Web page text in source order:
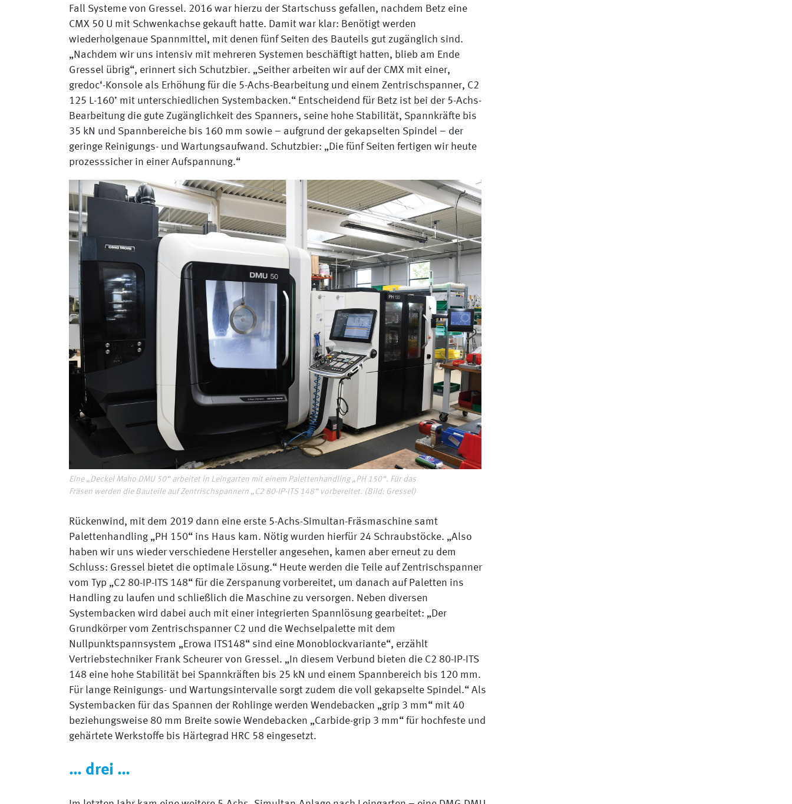
Fall Systeme von Gressel. 2016 war hierzu der Startschuss gefallen, nachdem Betz eine
CMX 50 U mit Schwenkachse gekauft hatte. Damit war klar: Benötigt werden
wiederholgenaue Spannmittel, mit denen fünf Seiten des Bauteils gut zugänglich sind.
„Nachdem wir uns intensiv mit mehreren Systemen beschäftigt hatten, blieb am Ende
Gressel übrig“, erinnert sich Schutzbier. „Seither arbeiten wir auf der CMX mit einer,
gredoc‘-Konsole als Erhöhung für die 5-Achs-Bearbeitung und einem Zentrischspanner, C2
125 L-160’ mit unterschiedlichen Systembacken.“ Entscheidend für Betz ist bei der 5-Achs-
Bearbeitung die gute Zugänglichkeit des Spanners, seine hohe Stabilität, Spannkräfte bis
35 kN und Spannbereiche bis 160 mm sowie – aufgrund der gekapselten Spindel – der
geringe Reinigungs- und Wartungsaufwand. Schutzbier: „Die fünf Seiten fertigen wir heute
prozesssicher in einer Aufspannung.“
Eine „Deckel Maho DMU 50“ arbeitet in Leingarten mit einem Palettenhandling „PH 150“. Für das
Fräsen werden die Bauteile auf Zentrischspannern „C2 80-IP-ITS 148“ vorbereitet. (Bild: Gressel)
Rückenwind, mit dem 2019 dann eine erste 5-Achs-Simultan-Fräsmaschine samt
Palettenhandling „PH 150“ ins Haus kam. Nötig wurden hierfür 24 Schraubstöcke. „Also
haben wir uns wieder verschiedene Hersteller angesehen, kamen aber erneut zu dem
Schluss: Gressel bietet die optimale Lösung.“ Heute werden die Teile auf Zentrischspanner
vom Typ „C2 80-IP-ITS 148“ für die Zerspanung vorbereitet, um danach auf Paletten ins
Handling zu laufen und schließlich die Maschine zu versorgen. Neben diversen
Systembacken wird dabei auch mit einer integrierten Spannlösung gearbeitet: „Der
Grundkörper vom Zentrischspanner C2 und die Wechselpalette mit dem
Nullpunktspannsystem „Erowa ITS148“ sind eine Monoblockvariante“, erzählt
Vertriebstechniker Frank Scheurer von Gressel. „In diesem Verbund bieten die C2 80-IP-ITS
148 eine hohe Stabilität bei Spannkräften bis 25 kN und einem Spannbereich bis 120 mm.
Für lange Reinigungs- und Wartungsintervalle sorgt zudem die voll gekapselte Spindel.“ Als
Systembacken für das Spannen der Rohlinge werden Wendebacken „grip 3 mm“ mit 40
beziehungsweise 80 mm Breite sowie Wendebacken „Carbide-grip 3 mm“ für hochfeste und
gehärtete Werkstoffe bis Härtegrad HRC 58 eingesetzt.
… drei …